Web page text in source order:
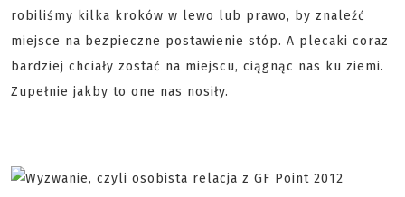
robiliśmy kilka kroków w lewo lub prawo, by znaleźć
miejsce na bezpieczne postawienie stóp. A plecaki coraz
bardziej chciały zostać na miejscu, ciągnąc nas ku ziemi.
Zupełnie jakby to one nas nosiły.